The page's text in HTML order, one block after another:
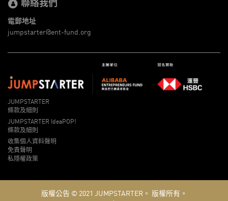
電郵地址
jumpstarter@ent-fund.org
JUMPSTARTER
條款及細則
JUMPSTARTER IdeaPOP!
條款及細則
收集個人資料聲明
免責聲明
私隱權政策
版權公告 © 2021 JUMPSTARTER。 版權所有。